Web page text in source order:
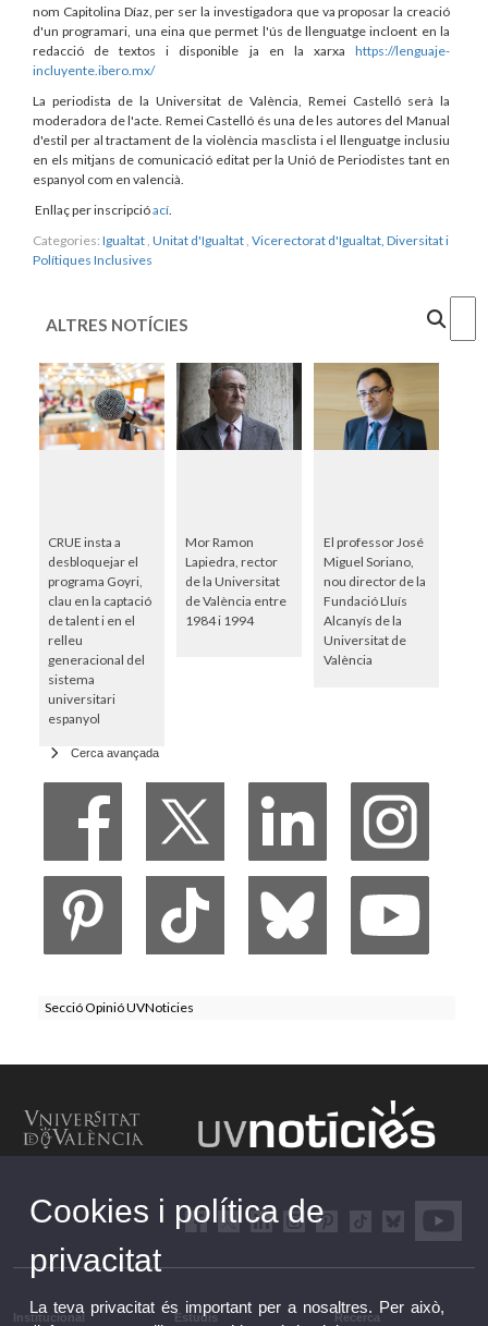
nom Capitolina Díaz, per ser la investigadora que va proposar la creació
d'un programari, una eina que permet l'ús de llenguatge incloent en la
redacció de textos i disponible ja en la xarxa https://lenguaje-
incluyente.ibero.mx/
La periodista de la Universitat de València, Remei Castelló serà la
moderadora de l'acte. Remei Castelló és una de les autores del Manual
d'estil per al tractament de la violència masclista i el llenguatge inclusiu
en els mitjans de comunicació editat per la Unió de Periodistes tant en
espanyol com en valencià.
Enllaç per inscripcióací
Categories: Igualtat Unitat d'Igualtat Vicerectorat d'Igualtat, Diversitat i
Polítiques Inclusives
ALTRES NOTÍCIES
CRUE insta a
desbloquejar el
programa Goyri,
clau en la captació
de talent i en el
relleu
generacional del
sistema
universitari
espanyol
Mor Ramon
Lapiedra, rector
de la Universitat
de València entre
1984 i 1994
El professor José
Miguel Soriano,
nou director de la
Fundació Lluís
Alcanyís de la
Universitat de
València
Cerca avançada
Secció Opinió UVNoticies
Institucional Estudis Recerca
Cookies i política de
privacitat
La teva privacitat és important per a nosaltres. Per això,